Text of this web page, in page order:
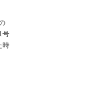
号
時